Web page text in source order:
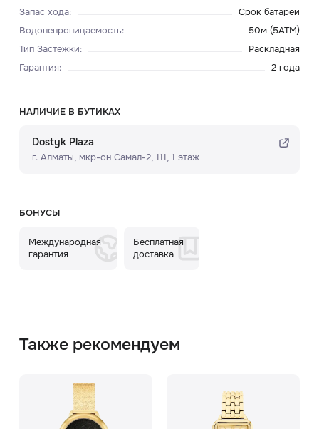
Запас хода:
Срок батареи
Водонепроницаемость:
50м (5ATM)
Тип Застежки:
Раскладная
Гарантия: 2 года
НАЛИЧИЕ В БУТИКАХ
Dostyk Plaza
г. Алматы, мкр-он Самал-2, 111, ​1 этаж
БОНУСЫ
Международная
гарантия
Бесплатная
доставка
Также рекомендуем